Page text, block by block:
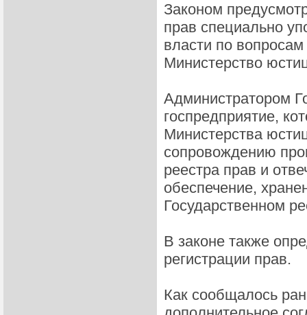
Законом
прав специально
власти по вопросам
Министерство
Администратором
госпредприятие,
Министерства
сопровождению
реестра прав и
обеспечение,
Государственном
В законе также
регистрации прав.
Как сообщалось